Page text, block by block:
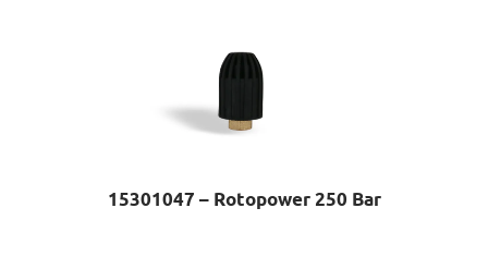
15301047 – Rotopower 250 Bar